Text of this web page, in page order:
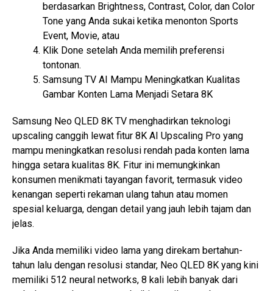
berdasarkan Brightness, Contrast, Color, dan Color
Tone yang Anda sukai ketika menonton Sports
Event, Movie, atau
Klik Done setelah Anda memilih preferensi
tontonan.
Samsung TV AI Mampu Meningkatkan Kualitas
Gambar Konten Lama Menjadi Setara 8K
Samsung Neo QLED 8K TV menghadirkan teknologi
upscaling canggih lewat fitur 8K AI Upscaling Pro yang
mampu meningkatkan resolusi rendah pada konten lama
hingga setara kualitas 8K. Fitur ini memungkinkan
konsumen menikmati tayangan favorit, termasuk video
kenangan seperti rekaman ulang tahun atau momen
spesial keluarga, dengan detail yang jauh lebih tajam dan
jelas.
Jika Anda memiliki video lama yang direkam bertahun-
tahun lalu dengan resolusi standar, Neo QLED 8K yang kini
memiliki 512 neural networks, 8 kali lebih banyak dari